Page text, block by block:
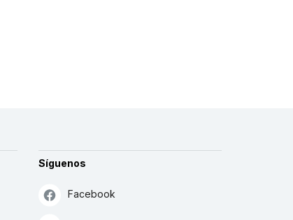
Síguenos
Facebook